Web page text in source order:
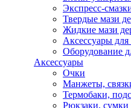
Экспресс-
Твердые мази
Жидкие мази
Аксессуары для
Оборудование
Аксессуары
Очки
Манжеты,
Термобаки,
Рюкзаки, сумки